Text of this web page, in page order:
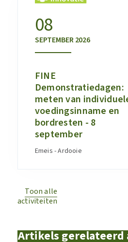
08
SEPTEMBER2026
FINE
Demonstratiedagen:
meten van
voedingsinname en
bordresten - 8
september
Emeis - Ardooie
Toon alle
activiteiten
Artikels gerelateerd